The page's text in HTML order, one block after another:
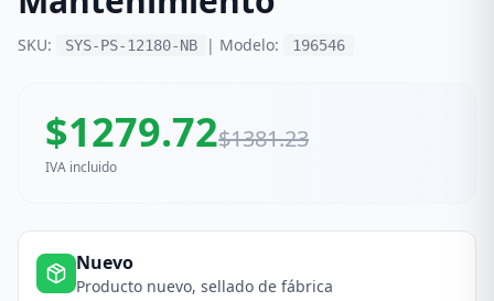
SKU: SYS-PS-12180-NB | Modelo: 196546
$1279.72$1381.23
IVA incluido
Nuevo
Producto nuevo, sellado de fábrica